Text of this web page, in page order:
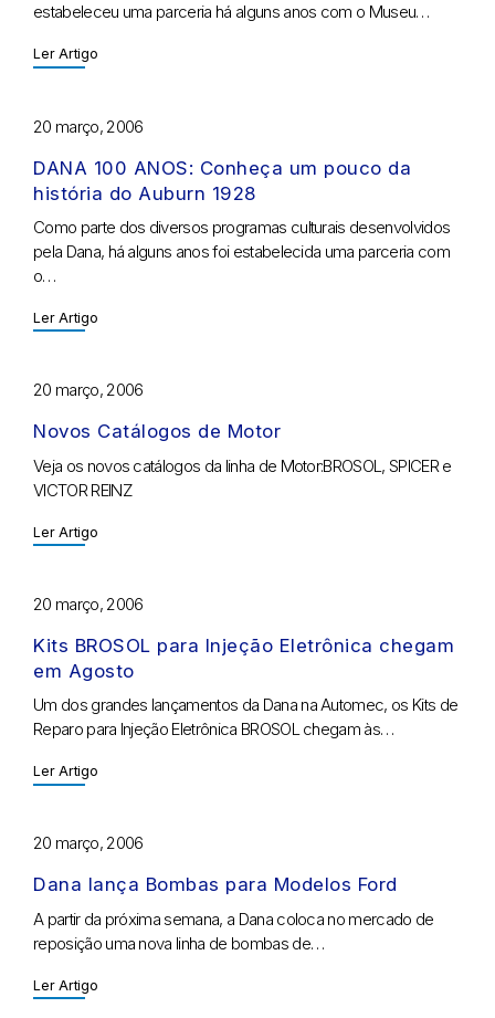
estabeleceu uma parceria há alguns anos com o Museu…
Ler Artigo
20 março, 2006
DANA 100 ANOS: Conheça um pouco da
história do Auburn 1928
Como parte dos diversos programas culturais desenvolvidos
pela Dana, há alguns anos foi estabelecida uma parceria com
o…
Ler Artigo
20 março, 2006
Novos Catálogos de Motor
Veja os novos catálogos da linha de Motor:BROSOL, SPICER e
VICTOR REINZ
Ler Artigo
20 março, 2006
Kits BROSOL para Injeção Eletrônica chegam
em Agosto
Um dos grandes lançamentos da Dana na Automec, os Kits de
Reparo para Injeção Eletrônica BROSOL chegam às…
Ler Artigo
20 março, 2006
Dana lança Bombas para Modelos Ford
A partir da próxima semana, a Dana coloca no mercado de
reposição uma nova linha de bombas de…
Ler Artigo